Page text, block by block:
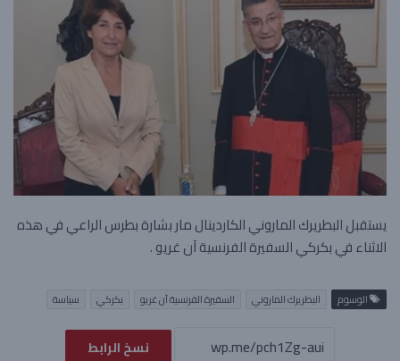
يستقبل البطريرك الماروني الكاردينال مار بشارة بطرس الراعي في هذه
الاثناء في بكركي السفيرة الفرنسية آن غريو.
الوسوم البطريرك الماروني السفيرة الفرنسية آن غريو بكركي سياسة
نسخ الرابط